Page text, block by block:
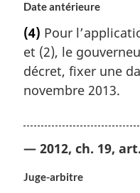
Date antérieure
(4) Pour
et (2), le
décret, fixer une
novembre 2013.
— 2012, ch. 19,
Juge-arbitre